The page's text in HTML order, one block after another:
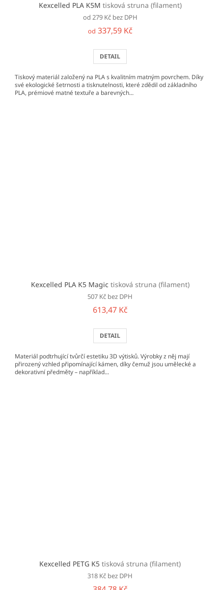
Kexcelled PLA K5M tisková struna (filament)
od 279 Kč bez DPH
od 337,59 Kč
DETAIL
Tiskový materiál založený na PLA s kvalitním matným povrchem. Díky
své ekologické šetrnosti a tisknutelnosti, které zdědil od základního
PLA, prémiové matné textuře a barevných...
Kexcelled PLA K5 Magic tisková struna (filament)
507 Kč bez DPH
613,47 Kč
DETAIL
Materiál podtrhující tvůrčí estetiku 3D výtisků. Výrobky z něj mají
přirozený vzhled připomínající kámen, díky čemuž jsou umělecké a
dekorativní předměty – například...
Kexcelled PETG K5 tisková struna (filament)
318 Kč bez DPH